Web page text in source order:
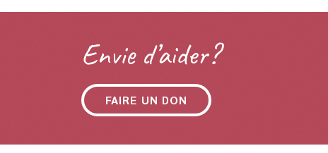
Envie d’aider?
FAIRE UN DON